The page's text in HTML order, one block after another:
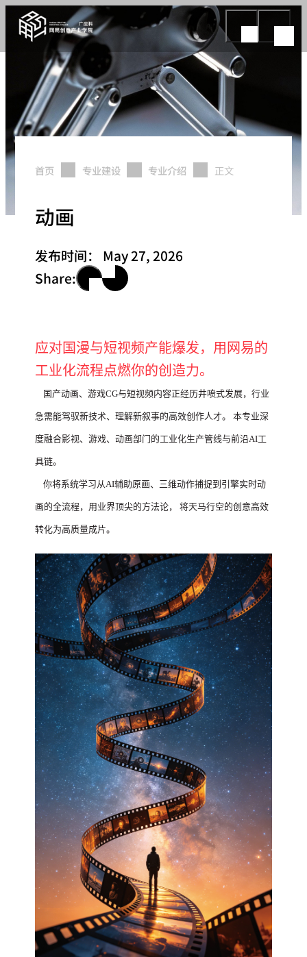
首页 专业建设 专业介绍 正文
动画
发布时间：
May 27, 2026
Share:
应对国漫与短视频产能爆发，用网易的
工业化流程点燃你的创造力。
国产动画、游戏CG与短视频内容正经历井喷式发展，行业
急需能驾驭新技术、理解新叙事的高效创作人才。 本专业深
度融合影视、游戏、动画部门的工业化生产管线与前沿AI工
具链。
你将系统学习从AI辅助原画、三维动作捕捉到引擎实时动
画的全流程，用业界顶尖的方法论， 将天马行空的创意高效
转化为高质量成片。